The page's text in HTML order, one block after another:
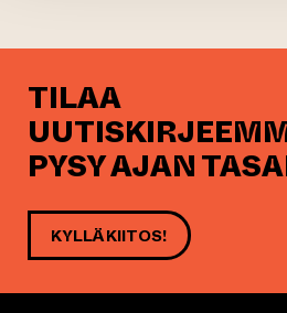
TILAA
PYSY AJAN
KYLLÄ KIITOS!